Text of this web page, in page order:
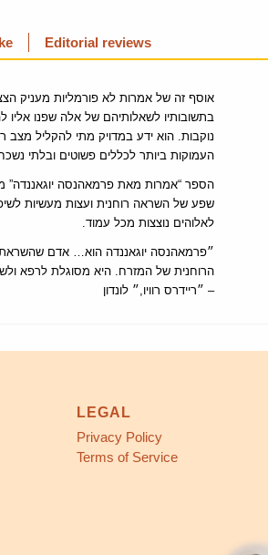
Editorial reviews
אוסף זה של אמרות לא פורמליות מעניק
בתשובותיו לשאלותיהם של אלה שפנו אליו
נוקבות. הוא ידע במדויק מתי להקליל מצב
העמוקות ביותר לכללים פשוטים ובלתי
הספר “אמרות מאת פרמאהנסה
שפע של השראה רוחנית ועצות מעשיות
לאלוהים נוצצות מכל עמוד.
״פרמאהנסה יוגאננדה הוא… אדם
הרוחנית של המזרח. היא מסוגלת לרפא
– ״ריידרס רוויו,״ לונדון
LEGAL
Privacy Policy
Terms of Service